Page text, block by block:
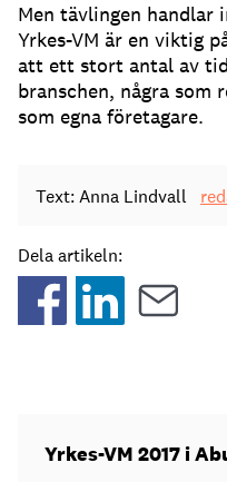
Men tävlingen handlar
Yrkes-VM är en viktig
att ett stort antal av
branschen, några som
som egna företagare.
Text: Anna Lindvall
Dela artikeln:
Yrkes-VM 2017 i